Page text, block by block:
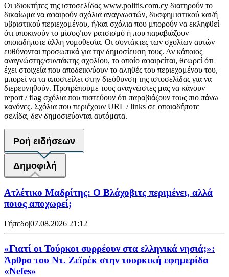
Οι ιδιοκτήτες της ιστοσελίδας www.politis.com.cy διατηρούν το
δικαίωμα να αφαιρούν σχόλια αναγνωστών, δυσφημιστικού και/ή
υβριστικού περιεχομένου, ή/και σχόλια που μπορούν να εκληφθεί
ότι υποκινούν το μίσος/τον ρατσισμό ή που παραβιάζουν
οποιαδήποτε άλλη νομοθεσία. Οι συντάκτες των σχολίων αυτών
ευθύνονται προσωπικά για την δημοσίευση τους. Αν κάποιος
αναγνώστης/συντάκτης σχολίου, το οποίο αφαιρείται, θεωρεί ότι
έχει στοιχεία που αποδεικνύουν το αληθές του περιεχομένου του,
μπορεί να τα αποστείλει στην διεύθυνση της ιστοσελίδας για να
διερευνηθούν. Προτρέπουμε τους αναγνώστες μας να κάνουν
report / flag σχόλια που πιστεύουν ότι παραβιάζουν τους πιο πάνω
κανόνες. Σχόλια που περιέχουν URL / links σε οποιαδήποτε
σελίδα, δεν δημοσιεύονται αυτόματα.
Ροή ειδήσεων
Δημοφιλή
Ατλέτικο Μαδρίτης: Ο Βλάχοβιτς περιμένει, αλλά
ποιος αποχωρεί;
Γήπεδο|07.08.2026 21:12
«Γιατί οι Τούρκοι συρρέουν στα ελληνικά νησιά;»:
Άρθρο του Ντ. Ζεϊρέκ στην τουρκική εφημερίδα
«Nefes»